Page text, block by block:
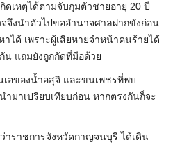
ดเหตุได้ตามจับกุมตัวชายอายุ 20 ปี
จึงนำตัวไปขออำนาจศาลฝากขังก่อน
ได้ เพราะผู้เสียหายจำหน้าคนร้ายได้
น แถมยังถูกกัดที่มือด้วย
เอของน้ำอสุจิ และขนเพชรที่พบ
ำมาเปรียบเทียบก่อน หากตรงกันก็จะ
าราชการจังหวัดกาญจนบุรี ได้เดิน